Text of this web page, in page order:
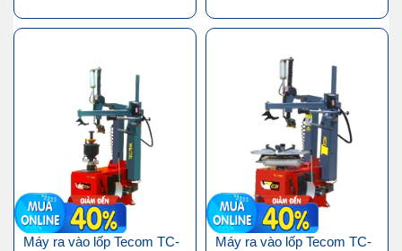
Máy ra vào lốp Tecom TC-
Máy ra vào lốp Tecom TC-